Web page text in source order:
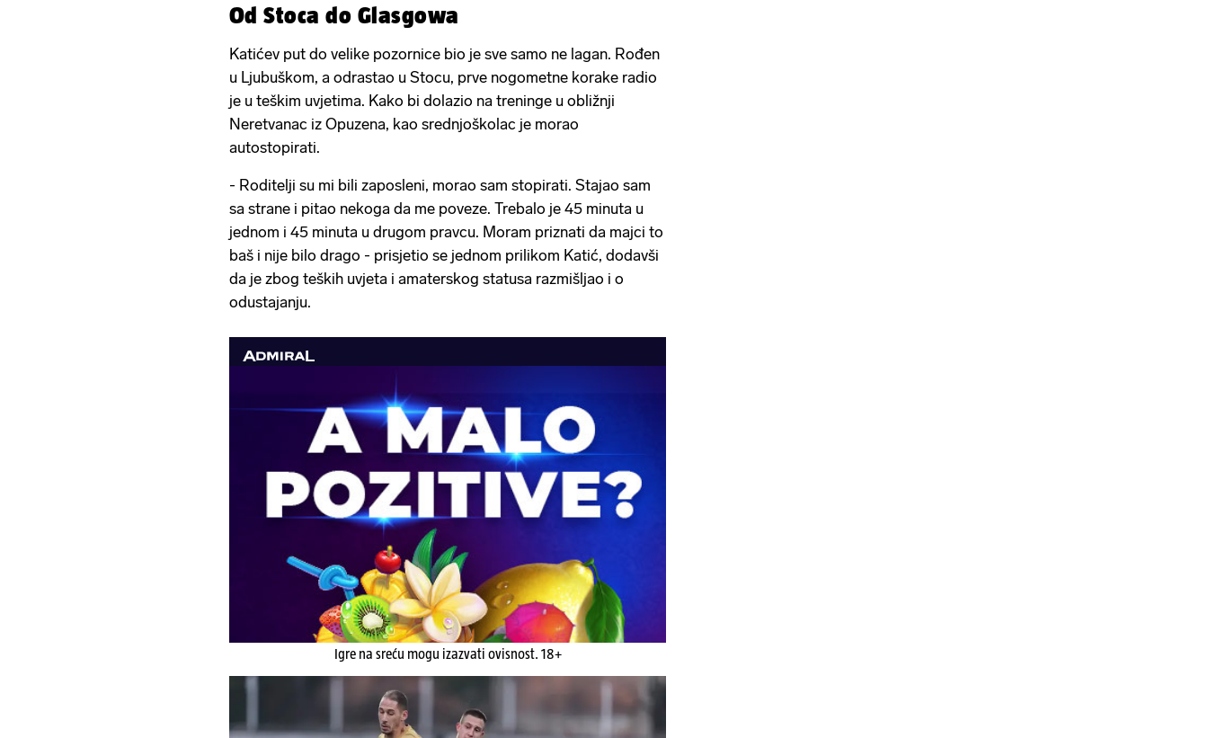
Od Stoca do Glasgowa
Katićev put do velike pozornice bio je sve samo ne lagan. Rođen
u Ljubuškom, a odrastao u Stocu, prve nogometne korake radio
je u teškim uvjetima. Kako bi dolazio na treninge u obližnji
Neretvanac iz Opuzena, kao srednjoškolac je morao
autostopirati.
- Roditelji su mi bili zaposleni, morao sam stopirati. Stajao sam
sa strane i pitao nekoga da me poveze. Trebalo je 45 minuta u
jednom i 45 minuta u drugom pravcu. Moram priznati da majci to
baš i nije bilo drago - prisjetio se jednom prilikom Katić, dodavši
da je zbog teških uvjeta i amaterskog statusa razmišljao i o
odustajanju.
Igre na sreću mogu izazvati ovisnost. 18+